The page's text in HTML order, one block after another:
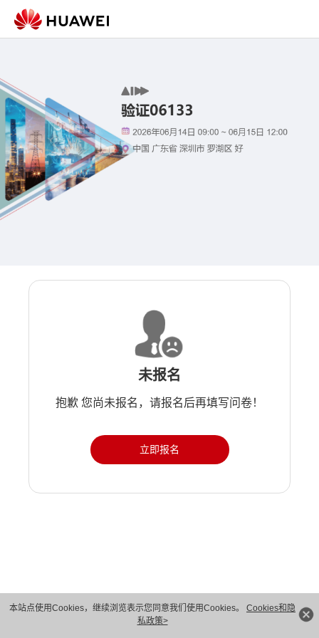
本站点使用Cookies，继续浏览表示您同意我们使用Cookies。 Cookies和隐
私政策>
未报名
抱歉 您尚未报名，请报名后再填写问卷！
立即报名
版权所有 © 华为技术有限公司 1998-2026。 保留一切权利。粤A2-20044005号
隐私保护
法律声明